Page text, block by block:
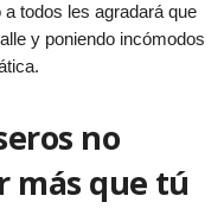
todos les agradará que
y poniendo incómodos
no
más que tú